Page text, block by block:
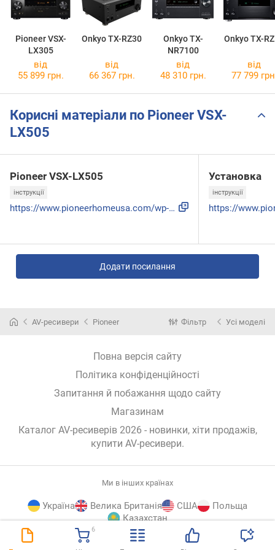
6
Pioneer VSX-
LX305
Onkyo TX-RZ30
Onkyo TX-
NR7100
Onkyo TX-
від
55 899 грн.
від
66 367 грн.
від
48 310 грн.
від
77 799
Корисні матеріали по Pioneer VSX-
LX505
Pioneer VSX-LX505
інструкції
https://www.pioneerhomeusa.com/wp-content/uploads/2021/08/S...
Установка
інструкції
Додати посилання
AV-ресивери Pioneer Фільтр Усі моделі
Повна версія сайту
Політика конфіденційності
Запитання й побажання щодо сайту
Магазинам
Каталог AV-ресиверів 2026 - новинки, хіти продажів,
купити AV-ресивери.
Ми в інших країнах
Україна Велика Британія США
Польща
Казахстан